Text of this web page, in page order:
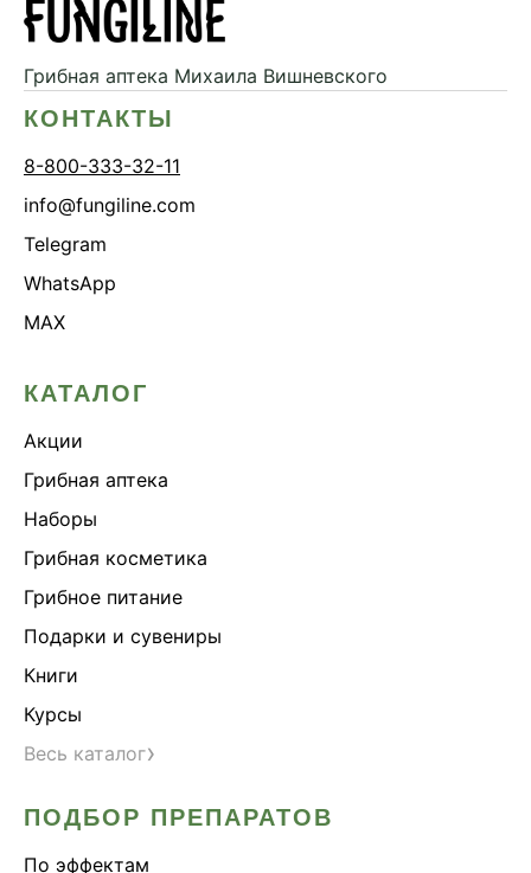
Грибная аптека Михаила Вишневского
КОНТАКТЫ
8-800-333-32-11
info@fungiline.com
Telegram
WhatsApp
MAX
КАТАЛОГ
Акции
Грибная аптека
Наборы
Грибная косметика
Грибное питание
Подарки и сувениры
Книги
Курсы
Весь каталог›
ПОДБОР ПРЕПАРАТОВ
По эффектам